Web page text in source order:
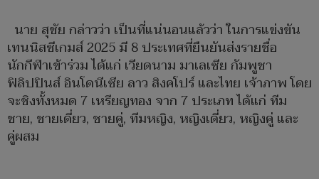
นาย สุชัย กล่าวว่า เป็นที่แน่นอนแล้วว่า ในการแข่งขัน
เทนนิสซีเกมส์ 2025 มี 8 ประเทศที่ยืนยันส่งรายชื่อ
นักกีฬาเข้าร่วม ได้แก่ เวียดนาม มาเลเซีย กัมพูชา
ฟิลิปปินส์ อินโดนีเซีย ลาว สิงคโปร์ และไทย เจ้าภาพ โดย
จะชิงทั้งหมด 7 เหรียญทอง จาก 7 ประเภท ได้แก่ ทีม
ชาย, ชายเดี่ยว, ชายคู่, ทีมหญิง, หญิงเดี่ยว, หญิงคู่ และ
คู่ผสม